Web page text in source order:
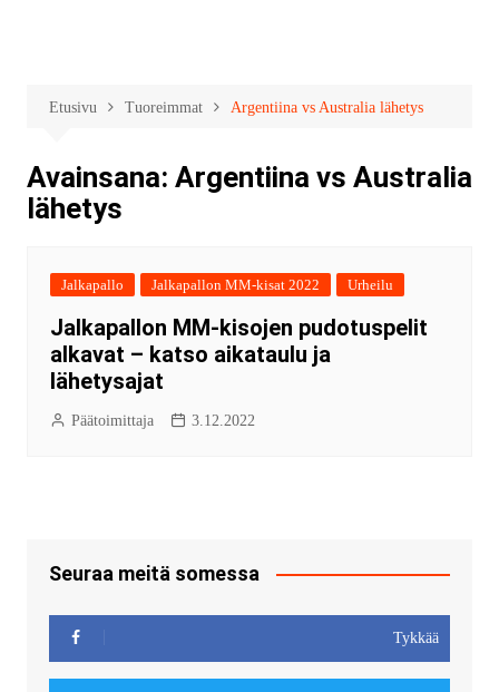
Etusivu Tuoreimmat Argentiina vs Australia lähetys
Avainsana: Argentiina vs Australia
lähetys
Jalkapallo Jalkapallon MM-kisat 2022 Urheilu
Jalkapallon MM-kisojen pudotuspelit
alkavat – katso aikataulu ja
lähetysajat
Päätoimittaja 3.12.2022
Seuraa meitä somessa
Tykkää